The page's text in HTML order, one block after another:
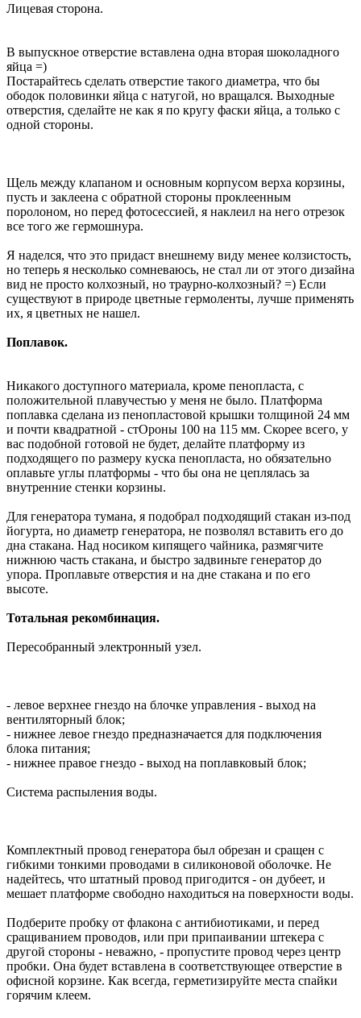
Лицевая сторона.
В выпускное отверстие вставлена одна вторая шоколадного
яйца =)
Постарайтесь сделать отверстие такого диаметра, что бы
ободок половинки яйца с натугой, но вращался. Выходные
отверстия, сделайте не как я по кругу фаски яйца, а только с
одной стороны.
Щель между клапаном и основным корпусом верха корзины,
пусть и заклеена с обратной стороны проклеенным
поролоном, но перед фотосессией, я наклеил на него отрезок
все того же гермошнура.
Я наделся, что это придаст внешнему виду менее колзистость,
но теперь я несколько сомневаюсь, не стал ли от этого дизайна
вид не просто колхозный, но траурно-колхозный? =) Если
существуют в природе цветные гермоленты, лучше применять
их, я цветных не нашел.
Поплавок.
Никакого доступного материала, кроме пенопласта, с
положительной плавучестью у меня не было. Платформа
поплавка сделана из пенопластовой крышки толщиной 24 мм
и почти квадратной - стОроны 100 на 115 мм. Скорее всего, у
вас подобной готовой не будет, делайте платформу из
подходящего по размеру куска пенопласта, но обязательно
оплавьте углы платформы - что бы она не цеплялась за
внутренние стенки корзины.
Для генератора тумана, я подобрал подходящий стакан из-под
йогурта, но диаметр генератора, не позволял вставить его до
дна стакана. Над носиком кипящего чайника, размягчите
нижнюю часть стакана, и быстро задвиньте генератор до
упора. Проплавьте отверстия и на дне стакана и по его
высоте.
Тотальная рекомбинация.
Пересобранный электронный узел.
- левое верхнее гнездо на блочке управления - выход на
вентиляторный блок;
- нижнее левое гнездо предназначается для подключения
блока питания;
- нижнее правое гнездо - выход на поплавковый блок;
Система распыления воды.
Комплектный провод генератора был обрезан и сращен с
гибкими тонкими проводами в силиконовой оболочке. Не
надейтесь, что штатный провод пригодится - он дубеет, и
мешает платформе свободно находиться на поверхности воды.
Подберите пробку от флакона с антибиотиками, и перед
сращиванием проводов, или при припаивании штекера с
другой стороны - неважно, - пропустите провод через центр
пробки. Она будет вставлена в соответствующее отверстие в
офисной корзине. Как всегда, герметизируйте места спайки
горячим клеем.